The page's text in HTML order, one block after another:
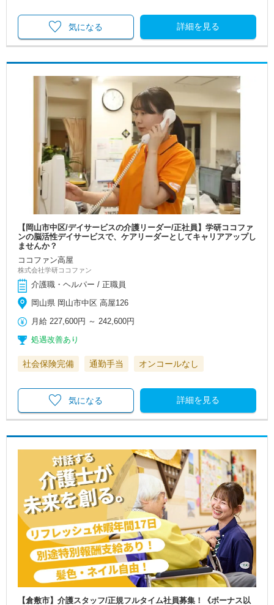
詳細を見る
気になる
【岡山市中区/デイサービスの介護リーダー/正社員】学研ココファ
ンの脳活性デイサービスで、ケアリーダーとしてキャリアアップし
ませんか？
ココファン高屋
株式会社学研ココファン
介護職・ヘルパー / 正職員
岡山県 岡山市中区 高屋126
月給 227,600円 ～ 242,600円
処遇改善あり
社会保険完備 通勤手当 オンコールなし
詳細を見る
気になる
【倉敷市】介護スタッフ/正規フルタイム社員募集！《ボーナス以